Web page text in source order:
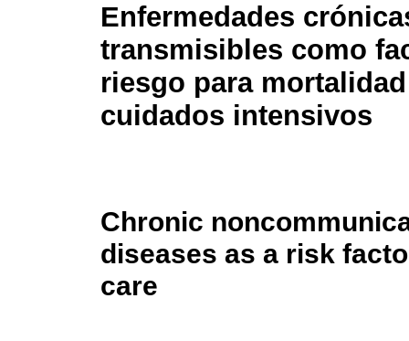
Enfermedades
transmisibles como
riesgo para
cuidados intensivos
Chronic
diseases as a risk
care